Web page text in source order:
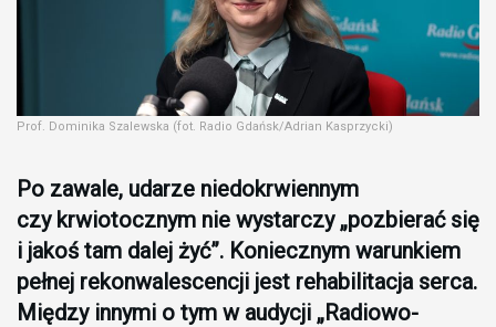
Prof. Dominika Szalewska (fot. Radio Gdańsk/Adrian Kasprzycki)
Po zawale, udarze niedokrwiennym
czy krwiotocznym nie wystarczy „pozbierać się
i jakoś tam dalej żyć”. Koniecznym warunkiem
pełnej rekonwalescencji jest rehabilitacja serca.
Między innymi o tym w audycji „Radiowo-